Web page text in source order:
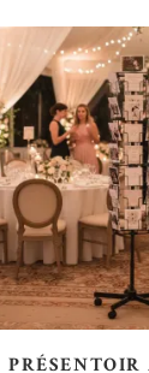
AJOUTER
PRÉSENTOIR